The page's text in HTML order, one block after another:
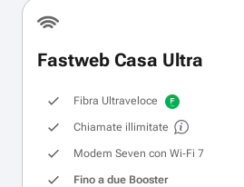
Fastweb Casa Ultra
Fibra Ultraveloce
Chiamate illimitate
Modem Seven con Wi‑Fi 7
Fino a due Booster